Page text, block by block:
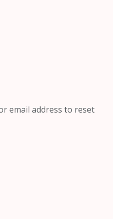
email address to reset